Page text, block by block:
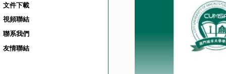
文件下載
視頻聯結
聯系我們
友情聯結